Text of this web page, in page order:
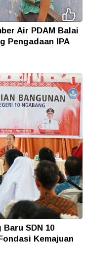
Air PDAM Balai
Pengadaan IPA
SDN 10
Kemajuan